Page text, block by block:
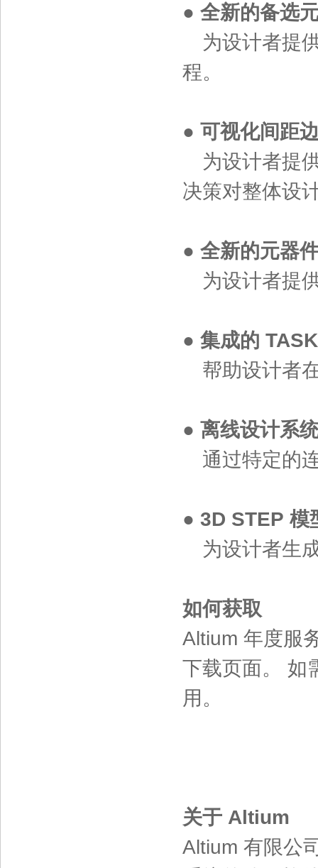
● 全新的备选
为设计者提
程。
● 可视化间距
为设计者提
决策对整体设
● 全新的元器
为设计者提
● 集成的
帮助设计者
● 离线设计系
通过特定的
● 3D STEP 模
为设计者生
如何获取
Altium 年度服
下载页面。 如
用。
关于 Altium
Altium 有限公